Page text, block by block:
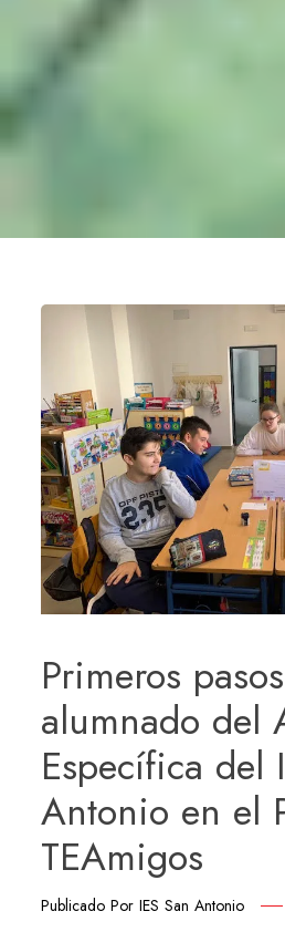
Primeros
alumnado del
Específica del
Antonio en el
TEAmigos
Publicado PorIES San Antonio